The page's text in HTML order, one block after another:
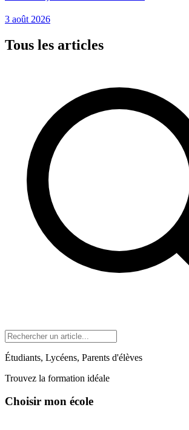
3 août 2026
Tous les articles
Étudiants, Lycéens, Parents d'élèves
Trouvez la formation idéale
Choisir mon école